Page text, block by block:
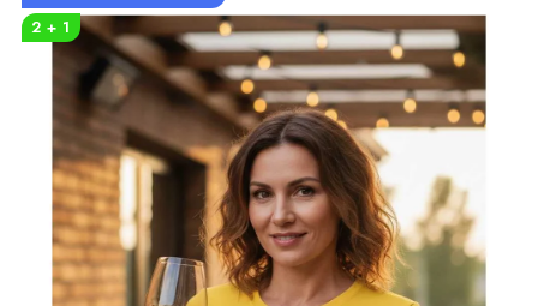
PRO PÁRY
VLASTNÍ MOTIV
TRIČKA
MIKINY
OKAMŽITĚ K ODBĚRU
2 + 1